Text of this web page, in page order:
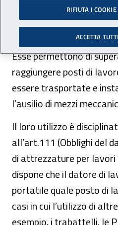
Le scale portatili sono
dotate di pioli o gradini
può salire, scendere e
Esse permettono di
raggiungere posti di
essere trasportate e
l’ausilio di mezzi
Il loro utilizzo è
all’art.111 (Obblighi del
di attrezzature per
dispone che il datore di
portatile quale posto di
casi in cui l’utilizzo di
esempio, i trabattelli, le
RIFIUTA I
ACCETTA